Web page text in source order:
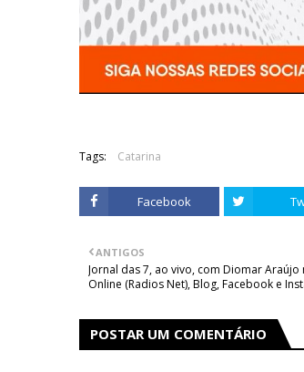
Tags: Catarina
Facebook
ANTIGOS
Jornal das 7, ao vivo, com Diomar Araújo
Online (Radios Net), Blog, Facebook e
POSTAR UM COMENTÁRIO